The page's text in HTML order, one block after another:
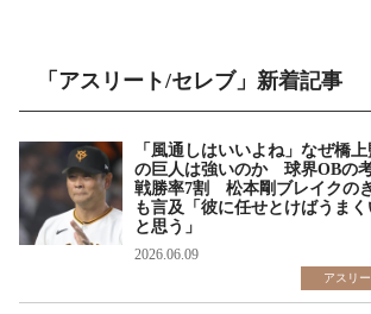
「アスリート/セレブ」新着記事
「風通しはいいよね」なぜ橋
の巨人は強いのか 球界OBの
戦勝率7割 松本剛ブレイクの
も言及「彼に任せとけばうま
と思う」
2026.06.09
アスリ